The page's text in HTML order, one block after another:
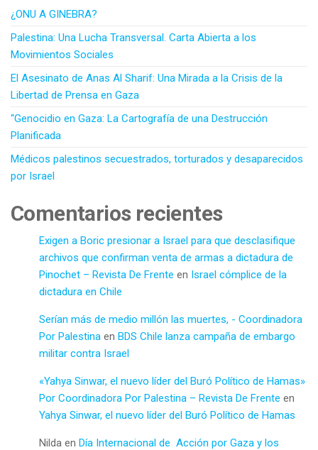
¿ONU A GINEBRA?
Palestina: Una Lucha Transversal. Carta Abierta a los
Movimientos Sociales
El Asesinato de Anas Al Sharif: Una Mirada a la Crisis de la
Libertad de Prensa en Gaza
“Genocidio en Gaza: La Cartografía de una Destrucción
Planificada
Médicos palestinos secuestrados, torturados y desaparecidos
por Israel
Comentarios recientes
Exigen a Boric presionar a Israel para que desclasifique
archivos que confirman venta de armas a dictadura de
Pinochet – Revista De Frente en Israel cómplice de la
dictadura en Chile
Serían más de medio millón las muertes, - Coordinadora
Por Palestina en BDS Chile lanza campaña de embargo
militar contra Israel
«Yahya Sinwar, el nuevo líder del Buró Político de Hamas»
Por Coordinadora Por Palestina – Revista De Frente en
Yahya Sinwar, el nuevo líder del Buró Político de Hamas
Nilda en Día Internacional de Acción por Gaza y los